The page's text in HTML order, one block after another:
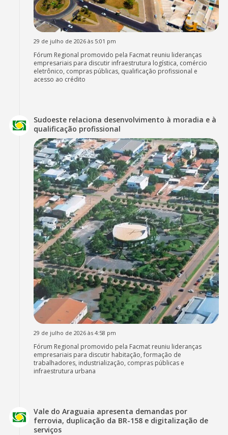
29 de julho de 2026 às 5:01 pm
Fórum Regional promovido pela Facmat reuniu lideranças
empresariais para discutir infraestrutura logística, comércio
eletrônico, compras públicas, qualificação profissional e
acesso ao crédito
Sudoeste relaciona desenvolvimento à moradia e à
qualificação profissional
29 de julho de 2026 às 4:58 pm
Fórum Regional promovido pela Facmat reuniu lideranças
empresariais para discutir habitação, formação de
trabalhadores, industrialização, compras públicas e
infraestrutura urbana
Vale do Araguaia apresenta demandas por
ferrovia, duplicação da BR-158 e digitalização de
serviços